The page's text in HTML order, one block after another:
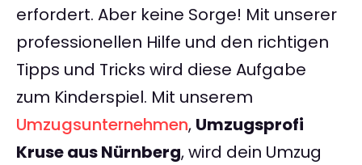
erfordert. Aber keine Sorge! Mit unserer
professionellen Hilfe und den richtigen
Tipps und Tricks wird diese Aufgabe
zum Kinderspiel. Mit unserem
Umzugsunternehmen, Umzugsprofi
Kruse aus Nürnberg, wird dein Umzug